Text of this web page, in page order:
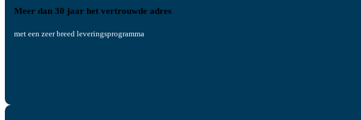
Meer dan 30 jaar het vertrouwde adres
met een zeer breed leveringsprogramma